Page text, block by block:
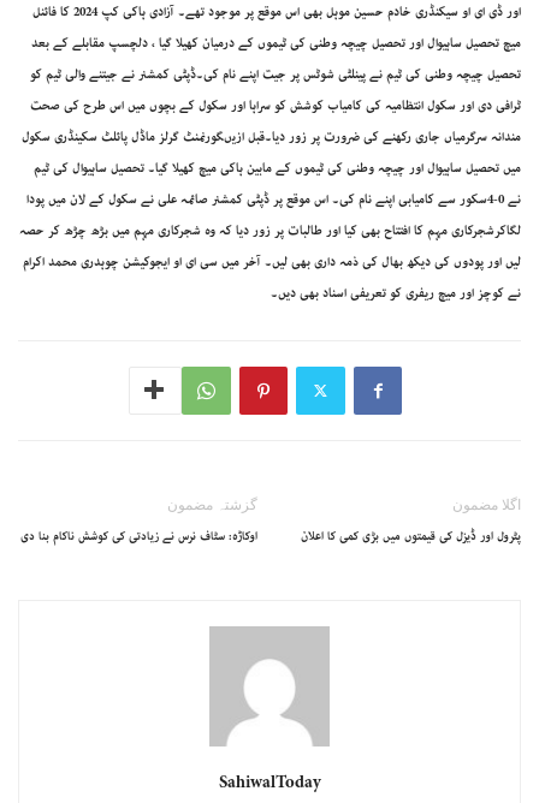
اور ڈی ای او سیکنڈری خادم حسین موہل بھی اس موقع پر موجود تھے۔ آزادی ہاکی کپ 2024 کا فائنل
میچ تحصیل ساہیوال اور تحصیل چیچہ وطنی کی ٹیموں کے درمیان کھیلا گیا ، دلچسپ مقابلے کے بعد
تحصیل چیچہ وطنی کی ٹیم نے پینلٹی شوٹس پر جیت اپنے نام کی۔ڈپٹی کمشنر نے جیتنے والی ٹیم کو
ٹرافی دی اور سکول انتظامیہ کی کامیاب کوشش کو سراہا اور سکول کے بچوں میں اس طرح کی صحت
مندانہ سرگرمیاں جاری رکھنے کی ضرورت پر زور دیا۔قبل ازیںگورنمنٹ گرلز ماڈل پائلٹ سکینڈری سکول
میں تحصیل ساہیوال اور چیچہ وطنی کی ٹیموں کے مابین ہاکی میچ کھیلا گیا۔ تحصیل ساہیوال کی ٹیم
نے 0-4سکور سے کامیابی اپنے نام کی۔ اس موقع پر ڈپٹی کمشنر صائمہ علی نے سکول کے لان میں پودا
لگاکرشجرکاری مہم کا افتتاح بھی کیا اور طالبات پر زور دیا کہ وہ شجرکاری مہم میں بڑھ چڑھ کر حصہ
لیں اور پودوں کی دیکھ بھال کی ذمہ داری بھی لیں۔ آخر میں سی ای او ایجوکیشن چوہدری محمد اکرام
نے کوچز اور میچ ریفری کو تعریفی اسناد بھی دیں۔
گزشتہ مضمون
اوکاڑہ: سٹاف نرس نے زیادتی کی کوشش ناکام بنا دی
اگلا مضمون
پٹرول اور ڈیزل کی قیمتوں میں بڑی کمی کا اعلان
SahiwalToday